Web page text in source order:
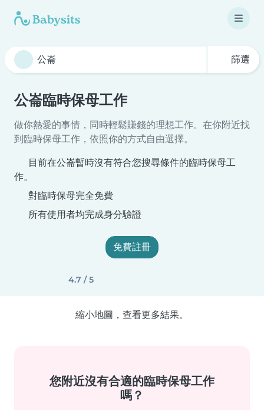
篩選
公崙臨時保母工作
做你熱愛的事情，同時輕鬆賺錢的理想工作。在你附近找
到臨時保母工作，依照你的方式自由選擇。
目前在公崙暫時沒有符合您搜尋條件的臨時保母工
作。
對臨時保母完全免費
所有使用者均完成身分驗證
免費註冊
4.7 / 5
縮小地圖，查看更多結果。
您附近沒有合適的臨時保母工作
嗎？